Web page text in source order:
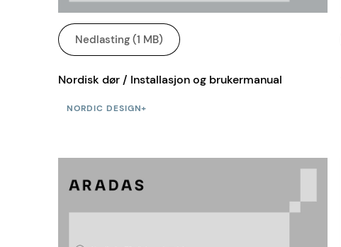
Nedlasting (1 MB)
Nordisk dør / Installasjon og brukermanual
NORDIC DESIGN+